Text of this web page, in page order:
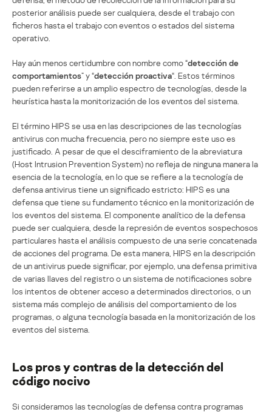
posterior análisis puede ser cualquiera, desde el trabajo con
ficheros hasta el trabajo con eventos o estados del sistema
operativo.
Hay aún menos certidumbre con nombre como “detección de
comportamientos” y “detección proactiva“. Estos términos
pueden referirse a un amplio espectro de tecnologías, desde la
heurística hasta la monitorización de los eventos del sistema.
El término HIPS se usa en las descripciones de las tecnologías
antivirus con mucha frecuencia, pero no siempre este uso es
justificado. A pesar de que el desciframiento de la abreviatura
(Host Intrusion Prevention System) no refleja de ninguna manera la
esencia de la tecnología, en lo que se refiere a la tecnología de
defensa antivirus tiene un significado estricto: HIPS es una
defensa que tiene su fundamento técnico en la monitorización de
los eventos del sistema. El componente analítico de la defensa
puede ser cualquiera, desde la represión de eventos sospechosos
particulares hasta el análisis compuesto de una serie concatenada
de acciones del programa. De esta manera, HIPS en la descripción
de un antivirus puede significar, por ejemplo, una defensa primitiva
de varias llaves del registro o un sistema de notificaciones sobre
los intentos de obtener acceso a determinados directorios, o un
sistema más complejo de análisis del comportamiento de los
programas, o alguna tecnología basada en la monitorización de los
eventos del sistema.
Los pros y contras de la detección del
código nocivo
Si consideramos las tecnologías de defensa contra programas